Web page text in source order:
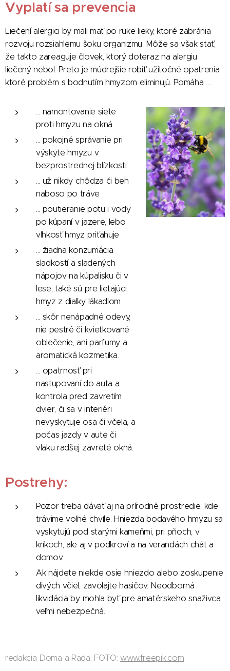
Vyplatí sa prevencia
Liečení alergici by mali mať po ruke lieky, ktoré zabránia
rozvoju rozsiahlemu šoku organizmu. Môže sa však stať,
že takto zareaguje človek, ktorý doteraz na alergiu
liečený nebol. Preto je múdrejšie robiť užitočné opatrenia,
ktoré problém s bodnutím hmyzom eliminujú. Pomáha ....
... namontovanie siete
proti hmyzu na okná
... pokojné správanie pri
výskyte hmyzu v
bezprostrednej blízkosti
... už nikdy chôdza či beh
naboso po tráve
... poutieranie potu i vody
po kúpaní v jazere, lebo
vlhkosť hmyz priťahuje
... žiadna konzumácia
sladkostí a sladených
nápojov na kúpalisku či v
lese, také sú pre lietajúci
hmyz z diaľky lákadlom
... skôr nenápadné odevy,
nie pestré či kvietkované
oblečenie, ani parfumy a
aromatická kozmetika.
... opatrnosť pri
nastupovaní do auta a
kontrola pred zavretím
dvier, či sa v interiéri
nevyskytuje osa či včela, a
počas jazdy v aute či
vlaku radšej zavreté okná.
Postrehy:
Pozor treba dávať aj na prírodné prostredie, kde
trávime voľné chvíle. Hniezda bodavého hmyzu sa
vyskytujú pod starými kameňmi, pri pňoch, v
kríkoch, ale aj v podkroví a na verandách chát a
domov.
Ak nájdete niekde osie hniezdo alebo zoskupenie
divých včiel, zavolajte hasičov. Neodborná
likvidácia by mohla byť pre amatérskeho snaživca
veľmi nebezpečná.
redakcia Doma a Rada, FOTO:www.freepik.com